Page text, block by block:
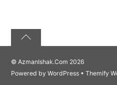
©AzmanIshak.Com 2026
Powered byWordPress •Themify